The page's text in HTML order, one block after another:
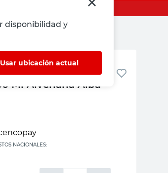
disponibilidad y
Usar ubicación actual
Sellador
Ml Alvenaria Alba
NACIONALES: